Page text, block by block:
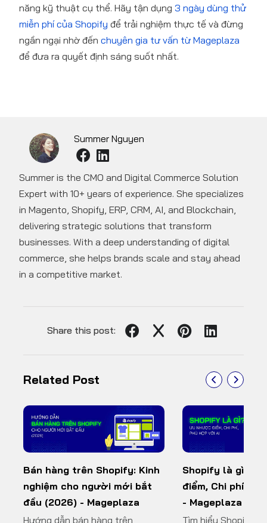
năng kỹ thuật cụ thể. Hãy tận dụng 3 ngày dùng thử
miễn phí của Shopify để trải nghiệm thực tế và đừng
ngần ngại nhờ đến chuyên gia tư vấn từ Mageplaza
để đưa ra quyết định sáng suốt nhất.
Table
content
Summer Nguyen
Summer is the CMO and Digital Commerce Solution
Expert with 10+ years of experience. She specializes
in Magento, Shopify, ERP, CRM, AI, and Blockchain,
delivering strategic solutions that transform
businesses. With a deep understanding of digital
commerce, she helps brands scale and stay ahead
in a competitive market.
Share this post:
Related Post
Bán hàng trên Shopify: Kinh
nghiệm cho người mới bắt
đầu (2026) - Mageplaza
Hướng dẫn bán hàng trên
Shopify là gì?
điểm, Chi phí,
- Mageplaza
Tìm hiểu Shopify